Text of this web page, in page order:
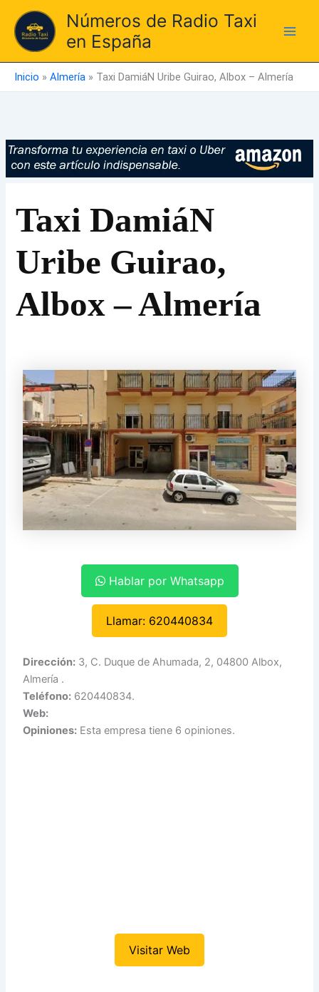
contenido
Números de Radio Taxi
en España
Inicio » Almería » Taxi DamiáN Uribe Guirao, Albox – Almería
Taxi DamiáN
Uribe Guirao,
Albox – Almería
Hablar por Whatsapp
Llamar: 620440834
Dirección: 3, C. Duque de Ahumada, 2, 04800 Albox,
Almería .
Teléfono: 620440834.
Web:
Opiniones: Esta empresa tiene 6 opiniones.
Visitar Web